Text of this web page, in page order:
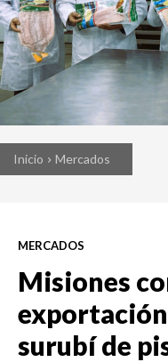
Inicio Mercados
MERCADOS
Misiones
surubí de